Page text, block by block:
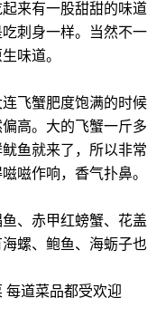
来有一股甜甜的味
刺身一样。当然不
味道。
蟹肥度饱满的时候
高。大的飞蟹一斤
鱼就来了，所以非
嗞嗞作响，香气扑鼻
赤甲红螃蟹、花盖
螺、鲍鱼、海蛎子也
道菜品都受欢迎